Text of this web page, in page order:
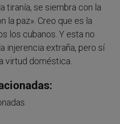
tiranía, se siembra con la
la paz». Creo que es la
los cubanos. Y esta no
injerencia extraña, pero sí
virtud doméstica.